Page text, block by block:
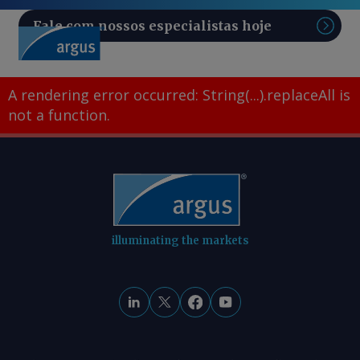
Fale com nossos especialistas hoje
A rendering error occurred: String(...).replaceAll is
not a function.
illuminating the markets